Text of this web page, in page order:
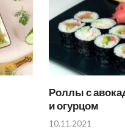
Роллы с
и огурцом
10.11.2021